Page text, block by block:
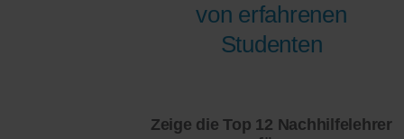
von erfahrenen
Studenten
Zeige die Top 12 Nachhilfelehrer